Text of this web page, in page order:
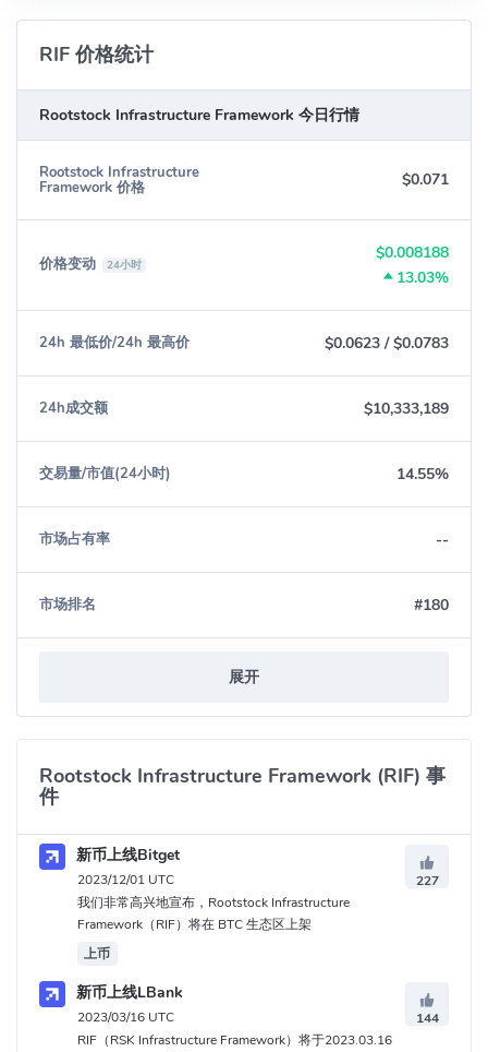
RIF 价格统计
Rootstock Infrastructure Framework 今日行情
Rootstock Infrastructure
Framework 价格 $0.071
价格变动 24小时
$0.008188
13.03%
24h 最低价/24h 最高价 $0.0623 /$0.0783
24h成交额 $10,333,189
交易量/市值(24小时) 14.55%
市场占有率 --
市场排名 #180
展开
Rootstock Infrastructure Framework (RIF) 事
件
新币上线Bitget
2023/12/01 UTC
227
我们非常高兴地宣布，Rootstock Infrastructure
Framework（RIF）将在 BTC 生态区上架
上币
新币上线LBank
2023/03/16 UTC
144
RIF（RSK Infrastructure Framework）将于2023.03.16